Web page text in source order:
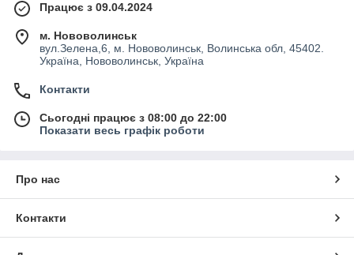
Працює з 09.04.2024
м. Нововолинськ
вул.Зелена,6, м. Нововолинськ, Волинська обл, 45402.
Україна, Нововолинськ, Україна
Контакти
Сьогодні працює з 08:00 до 22:00
Показати весь графік роботи
Про нас
Контакти